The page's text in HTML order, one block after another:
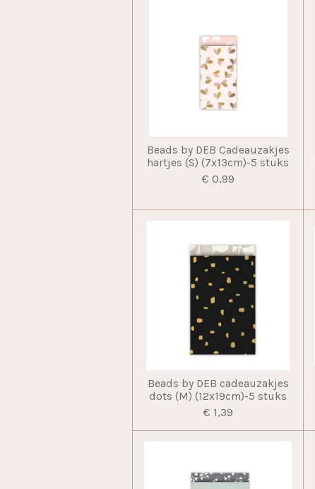
Beads by DEB Cadeauzakjes
hartjes (S) (7x13cm)-5 stuks
€ 0,99
Beads by DEB cadeauzakjes
dots (M) (12x19cm)-5 stuks
€ 1,39